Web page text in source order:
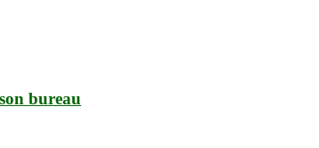
bureau